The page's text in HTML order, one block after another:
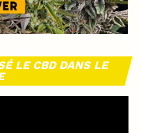
LE CBD DANS LE